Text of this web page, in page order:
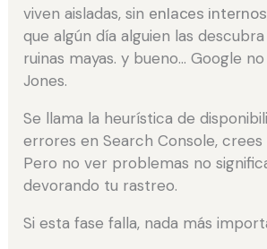
viven aisladas, sin enlaces internos
que algún día alguien las
ruinas mayas. y bueno… Google
Jones.
Se llama la heurística de
errores en Search Console, crees
Pero no ver problemas no
devorando tu rastreo.
Si esta fase falla, nada más